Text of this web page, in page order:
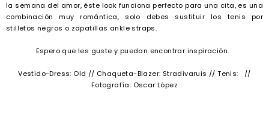
la semana del amor, éste look funciona perfecto para una cita, es una
combinación muy romántica, solo debes sustituir los tenis por
stilletos negros o zapatillas ankle straps.
Espero que les guste y puedan encontrar inspiración.
Vestido-Dress: Old // Chaqueta-Blazer: Stradivaruis // Tenis: //
Fotografía: Oscar López